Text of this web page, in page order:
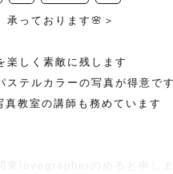
承っております🌸＞
楽しく素敵に残します
ステルカラーの写真が得意です
真教室の講師も務めています
東lovegrapherのめると申しま